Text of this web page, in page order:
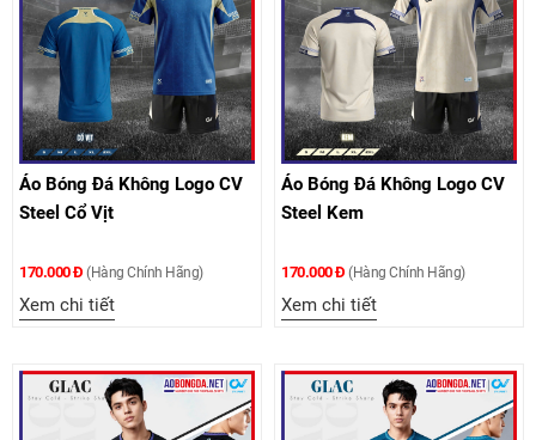
Áo Bóng Đá Không Logo CV
Steel Cổ Vịt
170.000 Đ (Hàng Chính Hãng)
Xem chi tiết
Áo Bóng Đá Không Logo CV
Steel Kem
170.000 Đ (Hàng Chính Hãng)
Xem chi tiết